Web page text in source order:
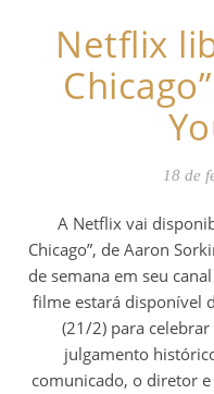
Netflix
18 de
A Netflix vai disponibilizar gratuitamente “Os 7 de
Chicago”, de Aaron
de semana em seu
filme estará disponível
(21/2) para
julgamento
comunicado, o diretor